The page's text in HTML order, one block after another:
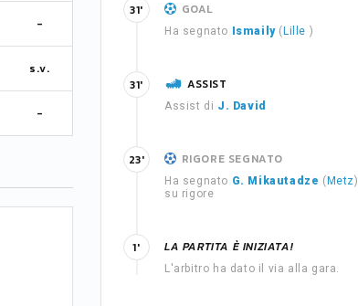
-
s.v.
-
GOAL
Ha segnato Ismaily( Lille )
31'
ASSIST
Assist di J. David
31'
RIGORE SEGNATO
Ha segnato G. Mikautadze ( Metz)
su rigore
23'
LA PARTITA È INIZIATA!
L'arbitro ha dato il via alla gara.
1'